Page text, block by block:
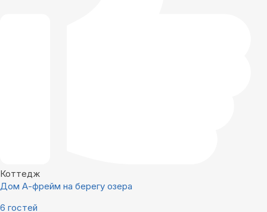
Коттедж
Дом А-фрейм на берегу озера
6 гостей